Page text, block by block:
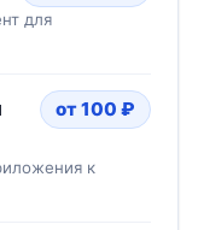
для
от 100 ₽
к